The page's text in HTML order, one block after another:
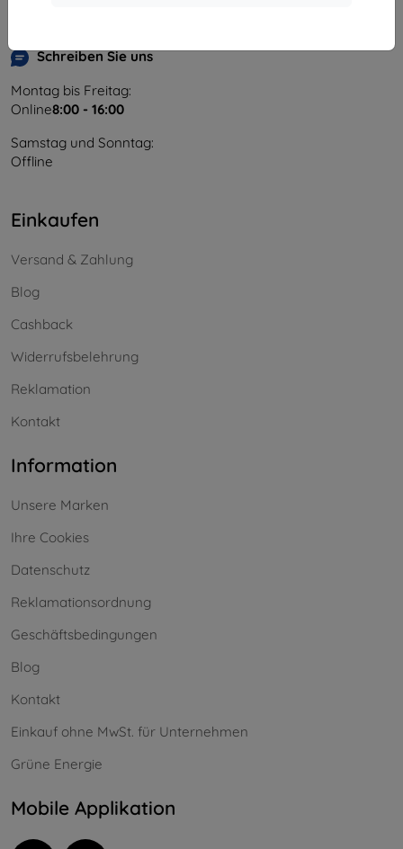
Schreiben Sie uns
Montag bis Freitag:
Online8:00 - 16:00
Samstag und Sonntag:
Offline
Einkaufen
Versand & Zahlung
Blog
Cashback
Widerrufsbelehrung
Reklamation
Kontakt
Information
Unsere Marken
Ihre Cookies
Datenschutz
Reklamationsordnung
Geschäftsbedingungen
Blog
Kontakt
Einkauf ohne MwSt. für Unternehmen
Grüne Energie
Mobile Applikation